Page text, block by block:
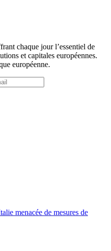
chaque jour l’essentiel de
et capitales européennes.
européenne.
menacée de mesures de